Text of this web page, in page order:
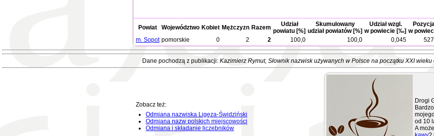
Powiat Województwo Kobiet Mężczyzn Razem
Udział
powiatu [%]
Skumulowany
udział powiatów [%]
Udział wzgl.
w powiecie [‰] w
m. Sopot pomorskie 0 2 2 100,0 100,0 0,045
Dane pochodzą z publikacji: Kazimierz Rymut, Słownik nazwisk używanych w Polsce na początku XXI wieku
Zobacz też:
Odmiana nazwiska Ligęza-Świdziński
Odmiana nazw polskich miejscowości
Odmiana i składanie liczebników
Drogi
od 10
A